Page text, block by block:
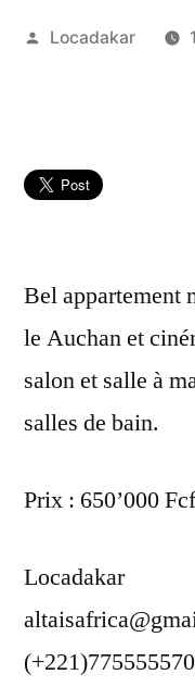
Publié
Locadakar
Bel appartement
le Auchan et
salon et salle à
salles de bain.
Prix : 650’000 Fcf
Locadakar